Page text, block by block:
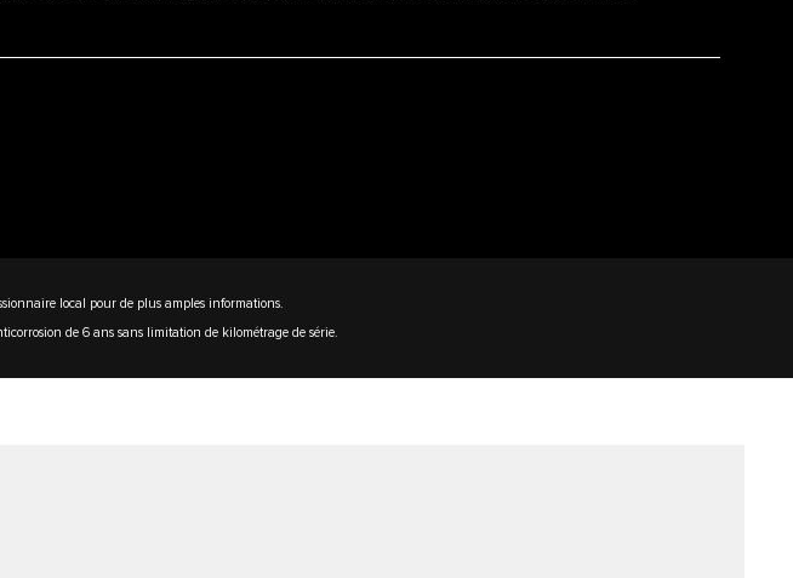
local pour de plus amples informations.
de 6 ans sans limitation de kilométrage de série.